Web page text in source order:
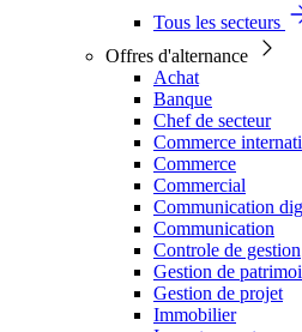
Tous les secteurs
Offres d'alternance
Achat
Banque
Chef de secteur
Commerce
Commerce
Commercial
Communication
Communication
Controle de gestion
Gestion de
Gestion de projet
Immobilier